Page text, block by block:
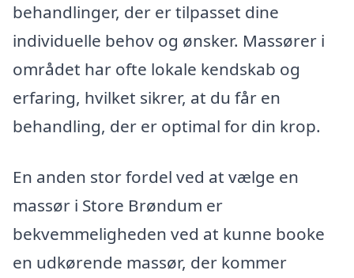
behandlinger, der er tilpasset dine
individuelle behov og ønsker. Massører i
området har ofte lokale kendskab og
erfaring, hvilket sikrer, at du får en
behandling, der er optimal for din krop.
En anden stor fordel ved at vælge en
massør i Store Brøndum er
bekvemmeligheden ved at kunne booke
en udkørende massør, der kommer